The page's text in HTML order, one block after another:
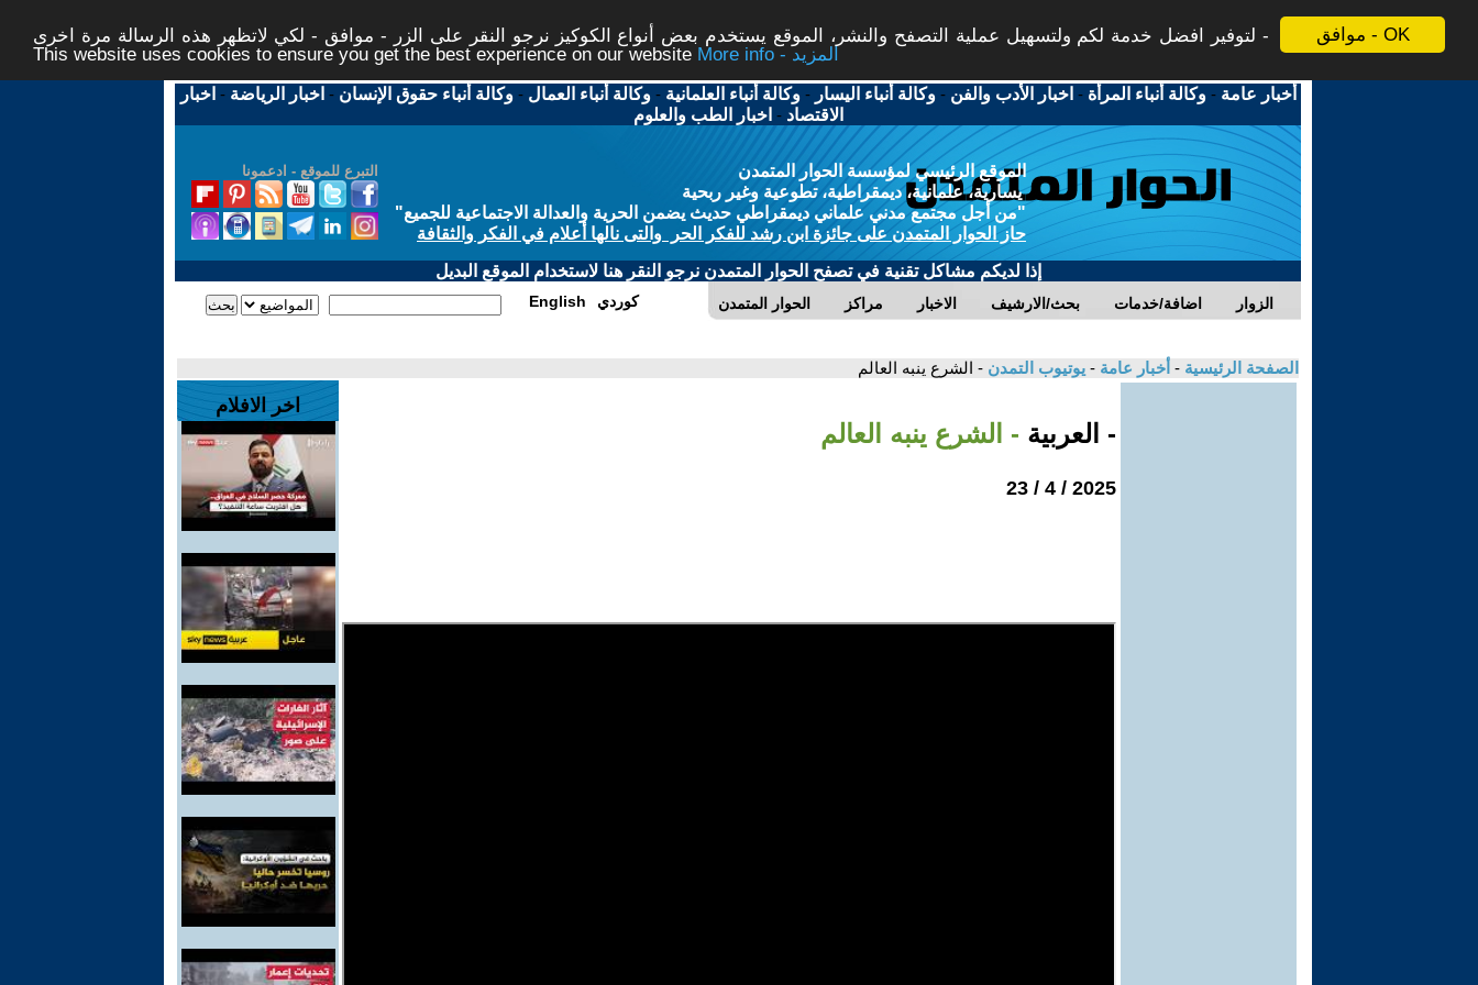
موافق - OK
لتوفير افضل خدمة لكم ولتسهيل عملية التصفح والنشر، الموقع يستخدم بعض أنواع الكوكيز نرجو النقر على الزر - موافق - لكي لاتظهر هذه الرسالة مرة اخرى -
This website uses cookies to ensure you get the best experience on our website
More info - المزيد
أخبار عامة -وكالة أنباء المرأة - اخبار الأدب والفن -وكالة أنباء اليسار -وكالة أنباء العلمانية -وكالة أنباء العمال -وكالة أنباء حقوق الإنسان - اخبار الرياضة - اخبار
الاقتصاد - اخبار الطب والعلوم
التبرع للموقع - ادعمونا
الموقع الرئيسي لمؤسسة الحوار المتمدن
يسارية، علمانية، ديمقراطية، تطوعية وغير ربحية
"من أجل مجتمع مدني علماني ديمقراطي حديث يضمن الحرية والعدالة الاجتماعية للجميع"
حاز الحوار المتمدن على جائزة ابن رشد للفكر الحر والتى نالها أعلام في الفكر والثقافة
إذا لديكم مشاكل تقنية في تصفح الحوار المتمدن نرجو النقر هنا لاستخدام الموقع البديل
الحوار المتمدن مراكز الاخبار بحث/الارشيف اضافة/خدمات الزوار English كوردي
الصفحة الرئيسية - أخبار عامة - يوتيوب التمدن - الشرع ينبه العالم
- العربية - الشرع ينبه العالم
2025 / 4 / 23
اخر الافلام